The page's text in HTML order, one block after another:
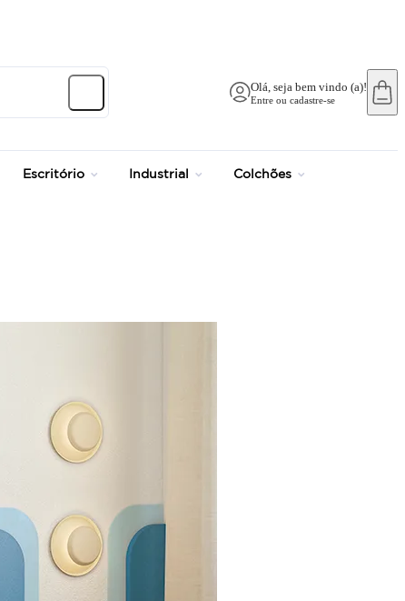
Olá, seja bem vindo (a)!
Entre ou cadastre-se
Escritório Industrial Colchões